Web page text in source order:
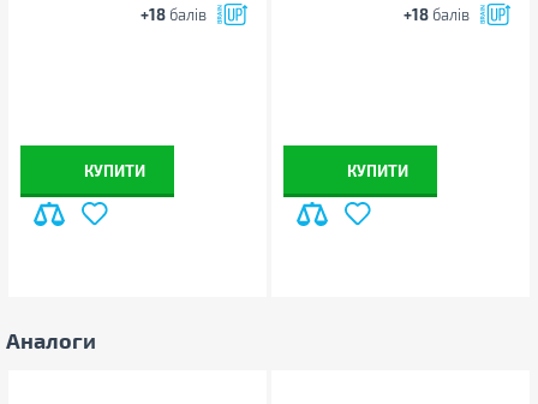
+18 балів
КУПИТИ
+18 балів
КУПИТИ
Аналоги